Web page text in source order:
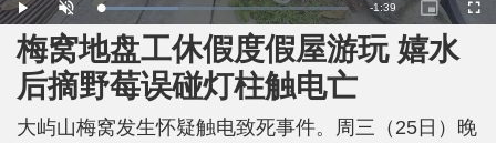
P
l
a
y
U
n
m
u
t
e
L
o
a
d
e
d
:
3
1
5
2
R
e
-1:39
P
i
t
u
-
P
F
u
梅窝地盘工休假度假屋游玩 嬉水
后摘野莓误碰灯柱触电亡
大屿山梅窝发生怀疑触电致死事件。周三（25日）晚